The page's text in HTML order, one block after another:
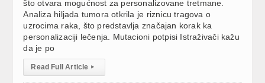
što otvara mogućnost za personalizovane tretmane.
Analiza hiljada tumora otkrila je riznicu tragova o
uzrocima raka, što predstavlja značajan korak ka
personalizaciji lečenja. Mutacioni potpisi Istraživači kažu
da je po
Read Full Article ▸